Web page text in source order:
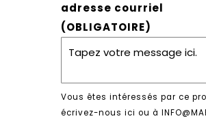
adresse courriel
(OBLIGATOIRE)
Vous êtes intéressés par ce
écrivez-nous ici ou à